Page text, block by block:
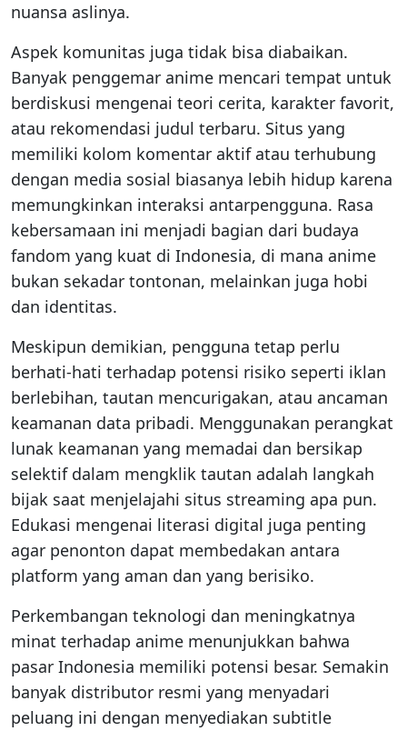
nuansa aslinya.
Aspek komunitas juga tidak bisa diabaikan.
Banyak penggemar anime mencari tempat untuk
berdiskusi mengenai teori cerita, karakter favorit,
atau rekomendasi judul terbaru. Situs yang
memiliki kolom komentar aktif atau terhubung
dengan media sosial biasanya lebih hidup karena
memungkinkan interaksi antarpengguna. Rasa
kebersamaan ini menjadi bagian dari budaya
fandom yang kuat di Indonesia, di mana anime
bukan sekadar tontonan, melainkan juga hobi
dan identitas.
Meskipun demikian, pengguna tetap perlu
berhati-hati terhadap potensi risiko seperti iklan
berlebihan, tautan mencurigakan, atau ancaman
keamanan data pribadi. Menggunakan perangkat
lunak keamanan yang memadai dan bersikap
selektif dalam mengklik tautan adalah langkah
bijak saat menjelajahi situs streaming apa pun.
Edukasi mengenai literasi digital juga penting
agar penonton dapat membedakan antara
platform yang aman dan yang berisiko.
Perkembangan teknologi dan meningkatnya
minat terhadap anime menunjukkan bahwa
pasar Indonesia memiliki potensi besar. Semakin
banyak distributor resmi yang menyadari
peluang ini dengan menyediakan subtitle